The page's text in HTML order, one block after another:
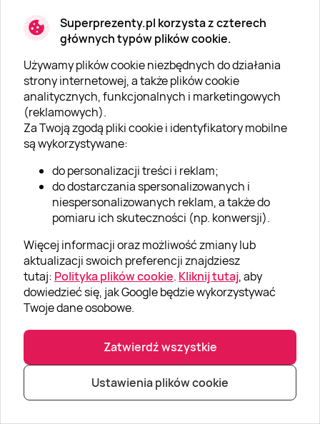
Superprezenty.pl korzysta z czterech
głównych typów plików cookie.
Używamy plików cookie niezbędnych do działania
strony internetowej, a także plików cookie
analitycznych, funkcjonalnych i marketingowych
(reklamowych).
Za Twoją zgodą pliki cookie i identyfikatory mobilne
są wykorzystywane:
do personalizacji treści i reklam;
do dostarczania spersonalizowanych i
niespersonalizowanych reklam, a także do
pomiaru ich skuteczności (np. konwersji).
Więcej informacji oraz możliwość zmiany lub
aktualizacji swoich preferencji znajdziesz
tutaj: Polityka plików cookie. Kliknij tutaj, aby
dowiedzieć się, jak Google będzie wykorzystywać
Twoje dane osobowe.
Zatwierdź wszystkie
Ustawienia plików cookie
organizatora.
Dane kontaktowe - tor Olsztyn:
Zarówno adres, jak i numer telefonu do organizatora
znajdują się na zakupionym voucherze.Sprawdź, jak
wygląda voucher!
Sprawdź ofertę, a następnie skorzystaj z przejazdów
powyższymi modelami. Wybierz samochód i znajdź
idealny pomysł na prezent z możliwością realizacji na
terenie tego obiektu.
Pokaż mniej
Newsletter